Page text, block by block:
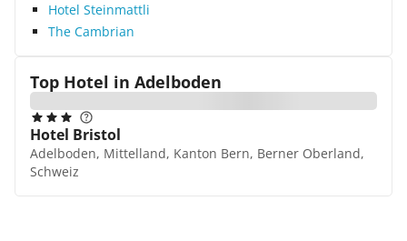
Hotel Steinmattli
The Cambrian
Top Hotel in Adelboden
Hotel Bristol
Adelboden, Mittelland, Kanton Bern, Berner Oberland,
Schweiz